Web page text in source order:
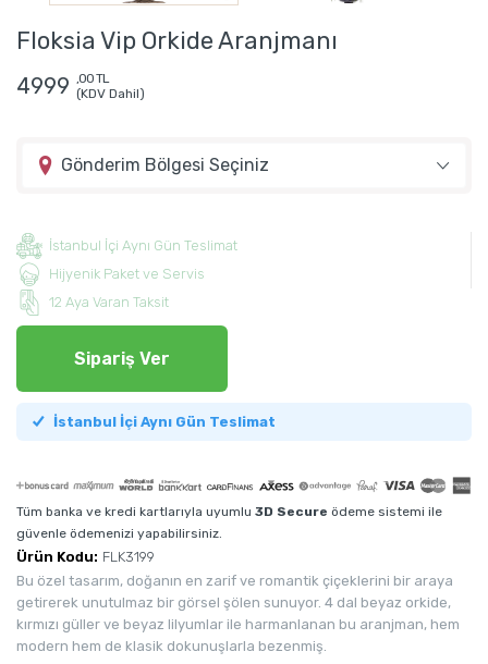
Floksia Vip Orkide Aranjmanı
4999 ,00 TL
(KDV Dahil)
Gönderim Bölgesi Seçiniz
İstanbul İçi Aynı Gün Teslimat
Hijyenik Paket ve Servis
12 Aya Varan Taksit
Sipariş Ver
İstanbul İçi Aynı Gün Teslimat
Tüm banka ve kredi kartlarıyla uyumlu 3D Secure ödeme sistemi ile
güvenle ödemenizi yapabilirsiniz.
Ürün Kodu: FLK3199
Bu özel tasarım, doğanın en zarif ve romantik çiçeklerini bir araya
getirerek unutulmaz bir görsel şölen sunuyor. 4 dal beyaz orkide,
kırmızı güller ve beyaz lilyumlar ile harmanlanan bu aranjman, hem
modern hem de klasik dokunuşlarla bezenmiş.